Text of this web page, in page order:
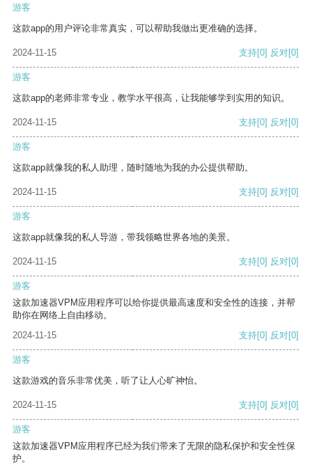
游客
这款app的用户评论非常真实，可以帮助我做出更准确的选择。
2024-11-15 支持[0] 反对[0]
游客
这款app的老师非常专业，教学水平很高，让我能够学到实用的知识。
2024-11-15 支持[0] 反对[0]
游客
这款app就像我的私人助理，随时随地为我的办公提供帮助。
2024-11-15 支持[0] 反对[0]
游客
这款app就像我的私人导游，带我领略世界各地的美景。
2024-11-15 支持[0] 反对[0]
游客
这款加速器VPM应用程序可以给你提供最高速度和安全性的连接，并帮
助你在网络上自由移动。
2024-11-15
支持[0] 反对[0]
游客
这款游戏的音乐非常优美，听了让人心旷神怡。
2024-11-15 支持[0] 反对[0]
游客
这款加速器VPM应用程序已经为我们带来了无限的隐私保护和安全性保
护。